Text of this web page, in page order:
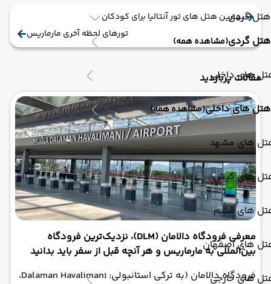
هتل گردی
هتل گردی(مشاهده همه)
های داخلی
هتل های داخلی(مشاهده همه)
های مشهد
های کیش
های قشم
های اصفهان
های خارجی
بهترین هتل های تور آنتالیا برای کودکان
تورهای لحظه آخری مارماریس
مقالات پربازدید
معرفی فرودگاه دالامان (DLM)، نزدیک‌ترین فرودگاه
بین‌المللی به مارماریس و هر آنچه قبل از سفر باید بدانید
فرودگاه دالامان (به ترکی استانبولی: Dalaman Havalimanı،